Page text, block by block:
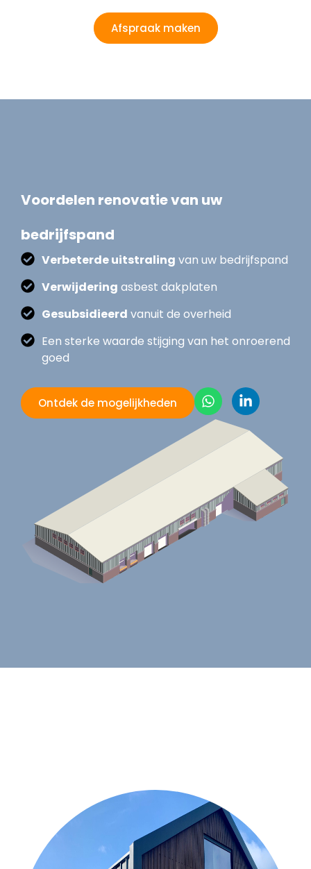
Afspraak maken
Voordelen renovatie van uw
bedrijfspand
Verbeterde uitstraling van uw bedrijfspand
Verwijdering asbest dakplaten
Gesubsidieerd vanuit de overheid
Een sterke waarde stijging van het onroerend
goed
Ontdek de mogelijkheden